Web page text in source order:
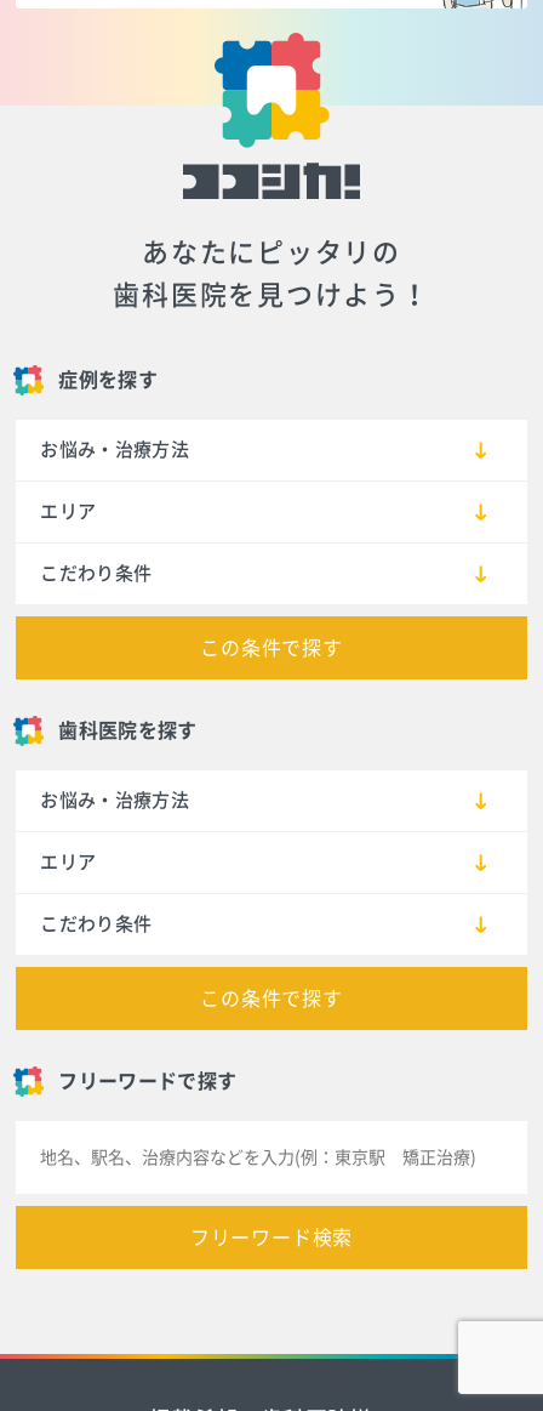
あなたにピッタリの
歯科医院を見つけよう！
症例を探す
お悩み・治療方法
エリア
こだわり条件
この条件で探す
歯科医院を探す
お悩み・治療方法
エリア
こだわり条件
この条件で探す
フリーワードで探す
フリーワード検索